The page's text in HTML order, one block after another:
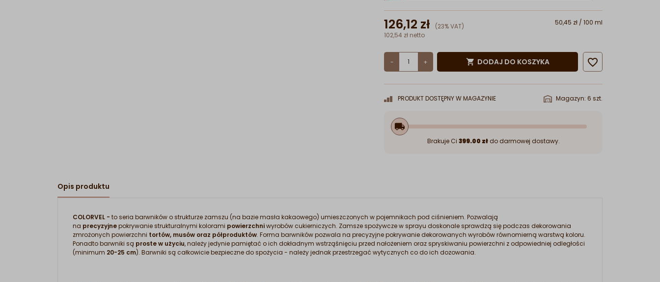
126,12 zł (23% VAT)
50,45 zł / 100 ml
102,54 zł netto
- +  DODAJ DO KOSZYKA 
PRODUKT DOSTĘPNY W MAGAZYNIE Magazyn: 6 szt.
local_shipping
Brakuje Ci 399.00 złdo darmowej dostawy.
Opis produktu
COLORVEL - to seria barwników o strukturze zamszu (na bazie masła kakaowego) umieszczonych w pojemnikach pod ciśnieniem. Pozwalają
na precyzyjnepokrywanie strukturalnymi kolorami powierzchniwyrobów cukierniczych. Zamsze spożywcze w sprayu doskonale sprawdzą się podczas dekorowania
zmrożonych powierzchni tortów, musów oraz półproduktów. Forma barwników pozwala na precyzyjne pokrywanie dekorowanych wyrobów równomierną warstwą koloru.
Ponadto barwniki są proste w użyciu, należy jedynie pamiętać o ich dokładnym wstrząśnięciu przed nałożeniem oraz spryskiwaniu powierzchni z odpowiedniej odległości
(minimum 20-25 cm). Barwniki są całkowicie bezpieczne do spożycia - należy jednak przestrzegać wytycznych co do ich dozowania.